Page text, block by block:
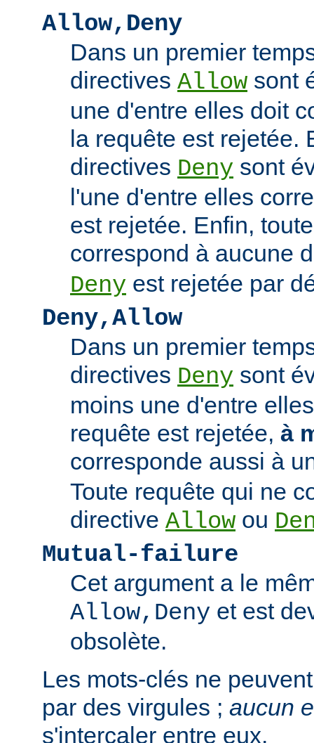
Allow,Deny
Dans un premier
directives Allow sont
une d'entre elles doit
la requête est rejetée.
directives Deny sont
l'une d'entre elles
est rejetée. Enfin,
correspond à aucune
Deny est rejetée par
Deny,Allow
Dans un premier
directives Deny sont
moins une d'entre
requête est rejetée, à
corresponde aussi à
Toute requête qui ne
directive Allow ou
Mutual-failure
Cet argument a le
Allow,Deny et est
obsolète.
Les mots-clés ne
par des virgules ; aucun
s'intercaler entre eux.